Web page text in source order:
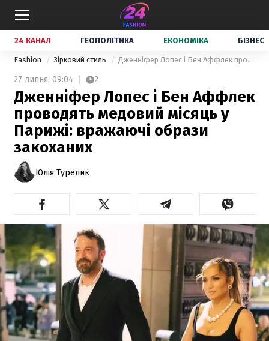
24 КАНАЛ ГЕОПОЛІТИКА ЕКОНОМІКА БІЗНЕС
Fashion Зірковий стиль Дженніфер Лопес і Бен Аффлек проводять медовий місяць у Парижі: вражаючі образи закоханих
27 липня, 09:04 2
Дженніфер Лопес і Бен Аффлек
проводять медовий місяць у
Парижі: вражаючі образи
закоханих
Юлія Турелик